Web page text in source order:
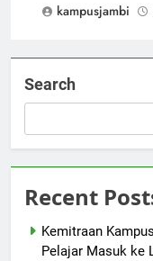
kampusjambi
Search
Recent
Kemitraan
Pelajar Masuk ke